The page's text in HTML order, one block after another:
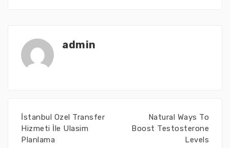
admin
İstanbul Ozel Transfer
Hizmeti İle Ulasim
Planlama
Natural Ways To
Boost Testosterone
Levels